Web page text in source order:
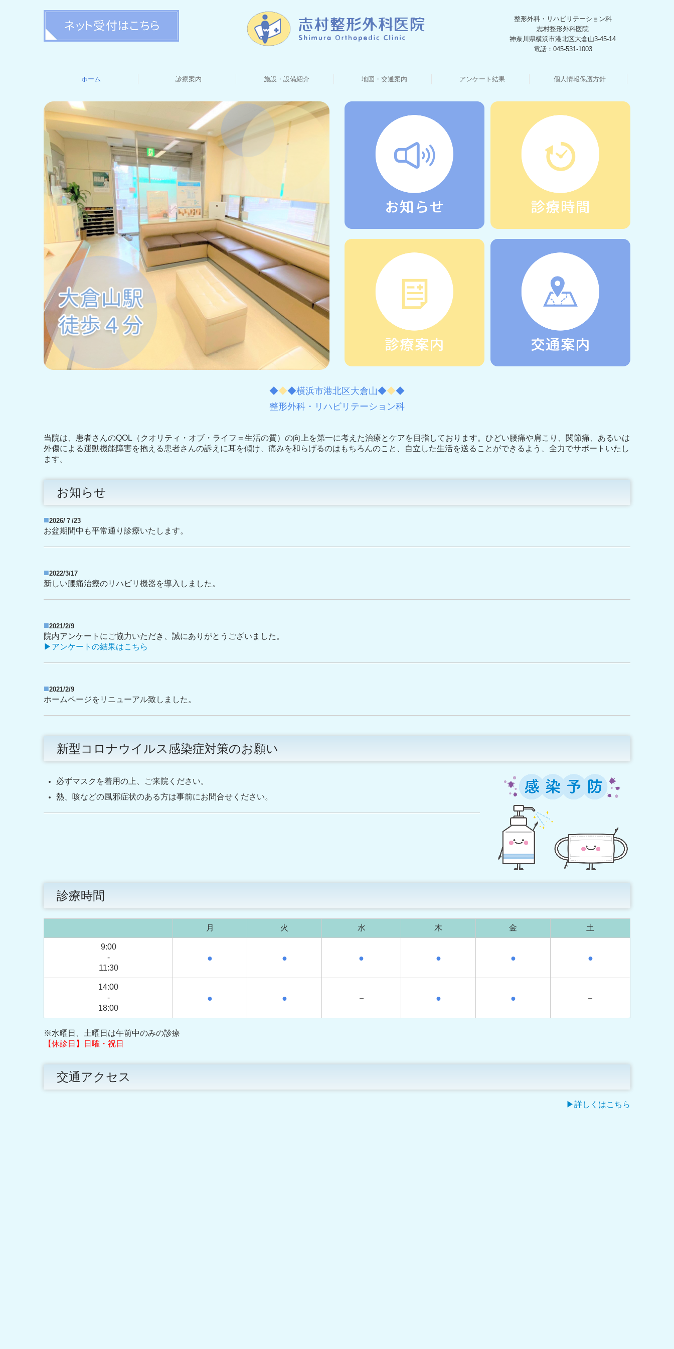
整形外科・リハビリテーション科
志村整形外科医院
神奈川県横浜市港北区大倉山3-45-14
電話：045-531-1003
ホーム 診療案内 施設・設備紹介 地図・交通案内 アンケート結果 個人情報保護方針
◆◆◆横浜市港北区大倉山◆◆◆
整形外科・リハビリテーション科
当院は、患者さんのQOL（クオリティ・オブ・ライフ＝生活の質）の向上を第一に考えた治療とケアを目指しております。ひどい腰痛や肩こり、関節痛、あるいは
外傷による運動機能障害を抱える患者さんの訴えに耳を傾け、痛みを和らげるのはもちろんのこと、自立した生活を送ることができるよう、全力でサポートいたし
ます。
お知らせ
■2026/７/23
お盆期間中も平常通り診療いたします。
■2022/3/17
新しい腰痛治療のリハビリ機器を導入しました。
■2021/2/9
院内アンケートにご協力いただき、誠にありがとうございました。
▶アンケートの結果はこちら
■2021/2/9
ホームページをリニューアル致しました。
新型コロナウイルス感染症対策のお願い
必ずマスクを着用の上、ご来院ください。
熱、咳などの風邪症状のある方は事前にお問合せください。
診療時間
月 火 水 木 金 土
9:00
-
11:30
● ● ● ● ● ●
14:00
-
18:00
● ● － ● ● －
※水曜日、土曜日は午前中のみの診療
【休診日】日曜・祝日
交通アクセス
▶詳しくはこちら